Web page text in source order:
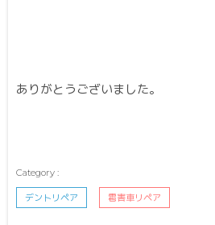
ありがとうございました。
デントリペア 雹害車リペア